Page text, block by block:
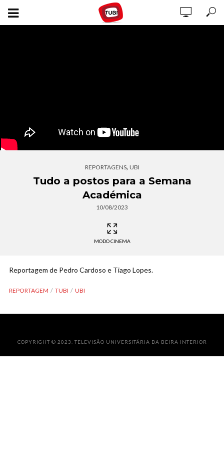
REPORTAGENS, UBI
Tudo a postos para a Semana
Académica
10/08/2023
MODO CINEMA
Reportagem de Pedro Cardoso e Tiago Lopes.
REPORTAGEM TUBI UBI
COPYRIGHT © 2023. TELEVISÃO UNIVERSITÁRIA DA BEIRA INTERIOR